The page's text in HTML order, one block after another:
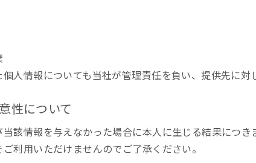
人情報についても当社が管理責任を負い、提供先に対
性について
該情報を与えなかった場合に本人に生じる結果につ
利用いただけませんのでご了承ください。